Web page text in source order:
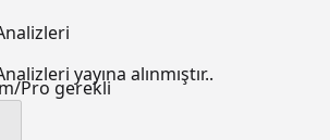
yayına alınmıştır..
Pro gerekli